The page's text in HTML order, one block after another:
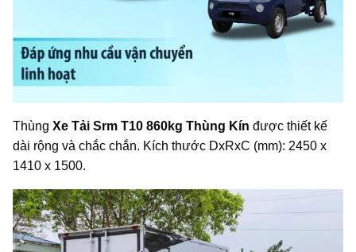
Thùng Xe Tải Srm T10 860kg Thùng Kín được thiết kế
dài rộng và chắc chắn. Kích thước DxRxC (mm): 2450 x
1410 x 1500.